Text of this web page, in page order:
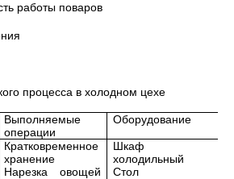
работы поваров
процесса в холодном цехе
Выполняемые
операции
Оборудование
Кратковременное
хранение
Нарезка овощей
Шкаф
холодильный
Стол